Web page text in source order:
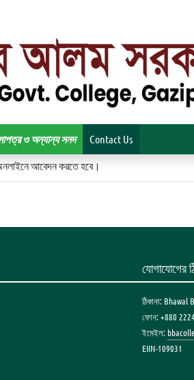
ও অন্যান্য সনদ Contact Us
আবেদন করতে হবে।
যোগাযোগের
ঠিকানা:
ফোন: +880
ইমেইল:
EIIN-109031